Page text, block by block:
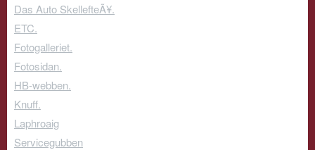
Das Auto SkellefteÃ¥.
ETC.
Fotogalleriet.
Fotosidan.
HB-webben.
Knuff.
Laphroaig
Servicegubben